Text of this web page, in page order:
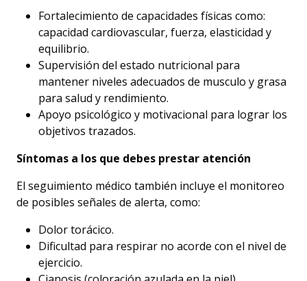
Fortalecimiento de capacidades físicas como:
capacidad cardiovascular, fuerza, elasticidad y
equilibrio.
Supervisión del estado nutricional para
mantener niveles adecuados de musculo y grasa
para salud y rendimiento.
Apoyo psicológico y motivacional para lograr los
objetivos trazados.
Síntomas a los que debes prestar atención
El seguimiento médico también incluye el monitoreo
de posibles señales de alerta, como:
Dolor torácico.
Dificultad para respirar no acorde con el nivel de
ejercicio.